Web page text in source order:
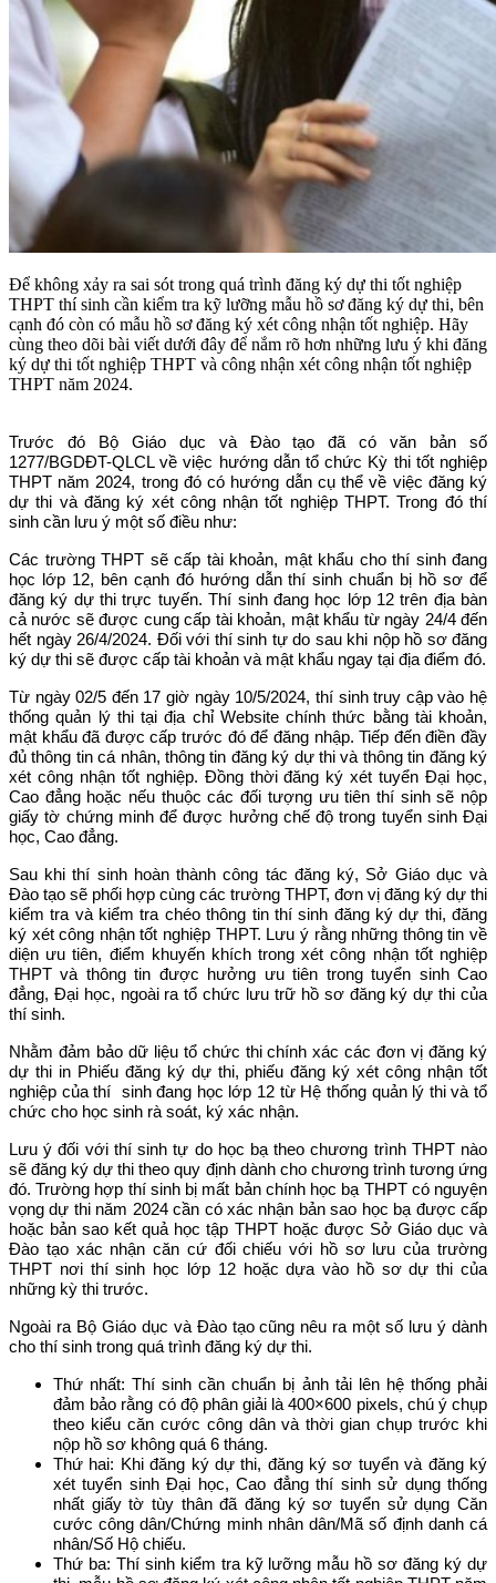
Để không xảy ra sai sót trong quá trình đăng ký dự thi tốt nghiệp
THPT thí sinh cần kiểm tra kỹ lưỡng mẫu hồ sơ đăng ký dự thi, bên
cạnh đó còn có mẫu hồ sơ đăng ký xét công nhận tốt nghiệp. Hãy
cùng theo dõi bài viết dưới đây để nắm rõ hơn những lưu ý khi đăng
ký dự thi tốt nghiệp THPT và công nhận xét công nhận tốt nghiệp
THPT năm 2024.
Trước đó Bộ Giáo dục và Đào tạo đã có văn bản số
1277/BGDĐT-QLCL về việc hướng dẫn tổ chức Kỳ thi tốt nghiệp
THPT năm 2024, trong đó có hướng dẫn cụ thể về việc đăng ký
dự thi và đăng ký xét công nhận tốt nghiệp THPT. Trong đó thí
sinh cần lưu ý một số điều như:
Các trường THPT sẽ cấp tài khoản, mật khẩu cho thí sinh đang
học lớp 12, bên cạnh đó hướng dẫn thí sinh chuẩn bị hồ sơ để
đăng ký dự thi trực tuyến. Thí sinh đang học lớp 12 trên địa bàn
cả nước sẽ được cung cấp tài khoản, mật khẩu từ ngày 24/4 đến
hết ngày 26/4/2024. Đối với thí sinh tự do sau khi nộp hồ sơ đăng
ký dự thi sẽ được cấp tài khoản và mật khẩu ngay tại địa điểm đó.
Từ ngày 02/5 đến 17 giờ ngày 10/5/2024, thí sinh truy cập vào hệ
thống quản lý thi tại địa chỉ Website chính thức bằng tài khoản,
mật khẩu đã được cấp trước đó để đăng nhập. Tiếp đến điền đầy
đủ thông tin cá nhân, thông tin đăng ký dự thi và thông tin đăng ký
xét công nhận tốt nghiệp. Đồng thời đăng ký xét tuyển Đại học,
Cao đẳng hoặc nếu thuộc các đối tượng ưu tiên thí sinh sẽ nộp
giấy tờ chứng minh để được hưởng chế độ trong tuyển sinh Đại
học, Cao đẳng.
Sau khi thí sinh hoàn thành công tác đăng ký, Sở Giáo dục và
Đào tạo sẽ phối hợp cùng các trường THPT, đơn vị đăng ký dự thi
kiểm tra và kiểm tra chéo thông tin thí sinh đăng ký dự thi, đăng
ký xét công nhận tốt nghiệp THPT. Lưu ý rằng những thông tin về
diện ưu tiên, điểm khuyến khích trong xét công nhận tốt nghiệp
THPT và thông tin được hưởng ưu tiên trong tuyển sinh Cao
đẳng, Đại học, ngoài ra tổ chức lưu trữ hồ sơ đăng ký dự thi của
thí sinh.
Nhằm đảm bảo dữ liệu tổ chức thi chính xác các đơn vị đăng ký
dự thi in Phiếu đăng ký dự thi, phiếu đăng ký xét công nhận tốt
nghiệp của thí sinh đang học lớp 12 từ Hệ thống quản lý thi và tổ
chức cho học sinh rà soát, ký xác nhận.
Lưu ý đối với thí sinh tự do học bạ theo chương trình THPT nào
sẽ đăng ký dự thi theo quy định dành cho chương trình tương ứng
đó. Trường hợp thí sinh bị mất bản chính học bạ THPT có nguyện
vọng dự thi năm 2024 cần có xác nhận bản sao học bạ được cấp
hoặc bản sao kết quả học tập THPT hoặc được Sở Giáo dục và
Đào tạo xác nhận căn cứ đối chiếu với hồ sơ lưu của trường
THPT nơi thí sinh học lớp 12 hoặc dựa vào hồ sơ dự thi của
những kỳ thi trước.
Ngoài ra Bộ Giáo dục và Đào tạo cũng nêu ra một số lưu ý dành
cho thí sinh trong quá trình đăng ký dự thi.
Thứ nhất: Thí sinh cần chuẩn bị ảnh tải lên hệ thống phải
đảm bảo rằng có độ phân giải là 400×600 pixels, chú ý chụp
theo kiểu căn cước công dân và thời gian chụp trước khi
nộp hồ sơ không quá 6 tháng.
Thứ hai: Khi đăng ký dự thi, đăng ký sơ tuyển và đăng ký
xét tuyển sinh Đại học, Cao đẳng thí sinh sử dụng thống
nhất giấy tờ tùy thân đã đăng ký sơ tuyển sử dụng Căn
cước công dân/Chứng minh nhân dân/Mã số định danh cá
nhân/Số Hộ chiếu.
Thứ ba: Thí sinh kiểm tra kỹ lưỡng mẫu hồ sơ đăng ký dự